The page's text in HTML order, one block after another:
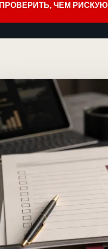
ПРОВЕРИТЬ, ЧЕМ РИСКУЮ